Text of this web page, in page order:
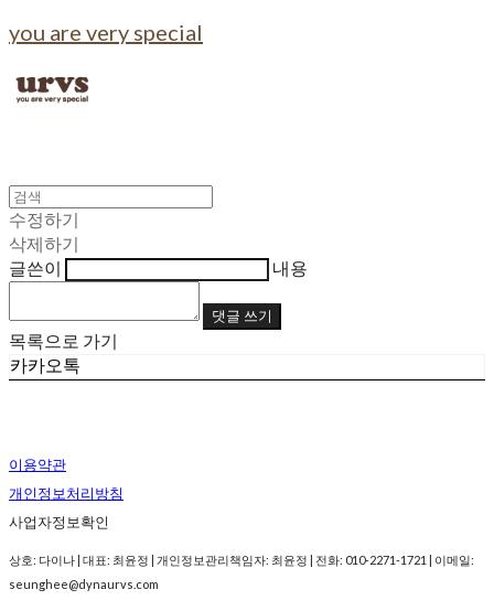
you are very special
수정하기
삭제하기
글쓴이
내용
댓글 쓰기
목록으로 가기
카카오톡
이용약관
개인정보처리방침
사업자정보확인
상호: 다이나 | 대표: 최윤정 | 개인정보관리책임자: 최윤정 | 전화: 010-2271-1721 | 이메일:
seunghee@dynaurvs.com